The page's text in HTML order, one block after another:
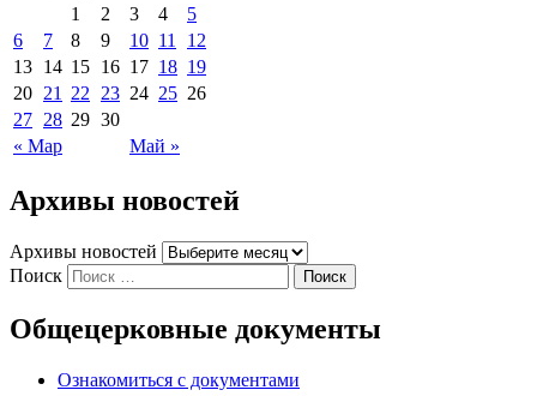
« Мар Май »
1 2 3 4
5
6
7 8 9 10 11
12
13 14 15 16 17 18 19
20 21 22 23 24 25 26
27 28 29 30
Архивы новостей
Архивы новостей
Поиск
Общецерковные документы
Ознакомиться с документами